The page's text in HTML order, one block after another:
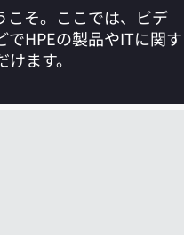
です
こそ。ここでは、ビデ
でHPEの製品やITに関す
ます。